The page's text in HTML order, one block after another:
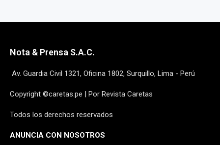
Nota & Prensa S.A.C.
Av. Guardia Civil 1321, Oficina 1802, Surquillo, Lima - Perú
Copyright ©caretas.pe | Por Revista Caretas
Todos los derechos reservados
ANUNCIA CON NOSOTROS